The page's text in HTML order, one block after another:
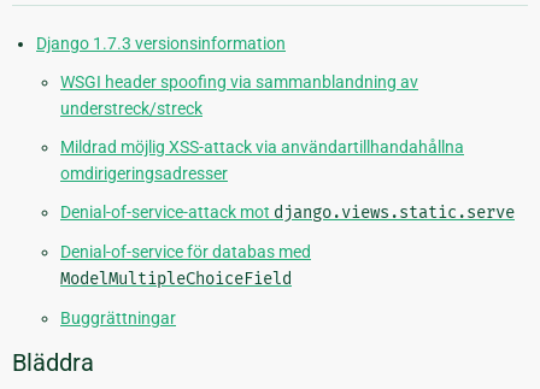
Django 1.7.3 versionsinformation
WSGI header spoofing via sammanblandning av
understreck/streck
Mildrad möjlig XSS-attack via användartillhandahållna
omdirigeringsadresser
Denial-of-service-attack mot django.views.static.serve
Denial-of-service för databas med
ModelMultipleChoiceField
Buggrättningar
Bläddra